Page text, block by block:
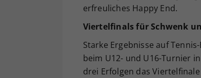
erfreuliches Happy End.
Viertelfinals für Schwenk
Starke Ergebnisse auf
beim U12- und U16-Turnier
drei Erfolgen das